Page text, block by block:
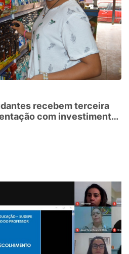
recebem terceira
com investimento